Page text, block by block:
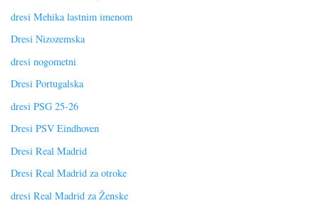
dresi Mehika lastnim imenom
Dresi Nizozemska
dresi nogometni
Dresi Portugalska
dresi PSG 25-26
Dresi PSV Eindhoven
Dresi Real Madrid
Dresi Real Madrid za otroke
dresi Real Madrid za Ženske